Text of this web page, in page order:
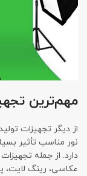
مهم‌ترین
از دیگر تجهیزات
نور مناسب تأثیر
دارد. از جمله
عکاسی، رینگ لایت،